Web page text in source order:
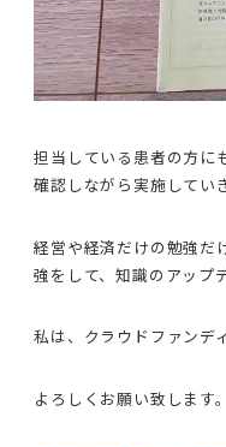
担当している患者の方に
確認しながら実施してい
経営や経済だけの勉強だ
強をして、知識のアップ
私は、クラウドファンデ
よろしくお願い致します。